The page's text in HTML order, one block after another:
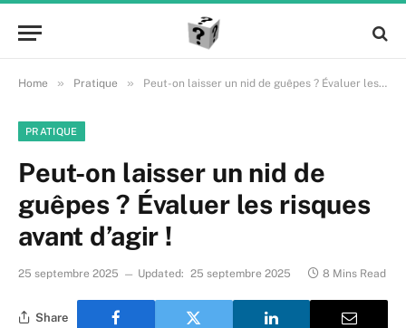
Home » Pratique » Peut-on laisser un nid de guêpes ? Évaluer les risques avant d’agir !
PRATIQUE
Peut-on laisser un nid de
guêpes ? Évaluer les risques
avant d’agir !
25 septembre 2025 Updated: 25 septembre 2025 8 Mins Read
Share